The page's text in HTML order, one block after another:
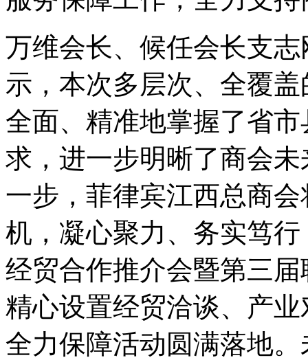
万维会长、候任会长支
示，本次多层次、全覆
全面、精准地掌握了省
求，进一步明晰了商会
一步，菲律宾江西总商
机，凝心聚力、务实笃
经贸合作推介会暨第三
精心设置经贸洽谈、产
全力保障活动圆满落地